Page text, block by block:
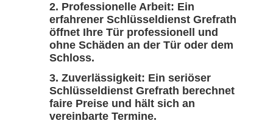
Professionelle Arbeit: Ein
erfahrener Schlüsseldienst Grefrath
öffnet Ihre Tür professionell und
ohne Schäden an der Tür oder dem
Schloss.
Zuverlässigkeit: Ein seriöser
Schlüsseldienst Grefrath berechnet
faire Preise und hält sich an
vereinbarte Termine.